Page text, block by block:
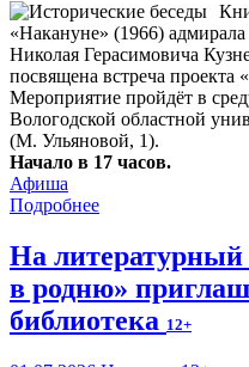
«Накануне» (1966)
Николая Герасимовича
посвящена встреча проекта
Мероприятие пройдёт в
Вологодской областной
(М. Ульяновой, 1).
Начало в 17 часов.
Афиша
Подробнее
На
в родню»
библиотека 12+